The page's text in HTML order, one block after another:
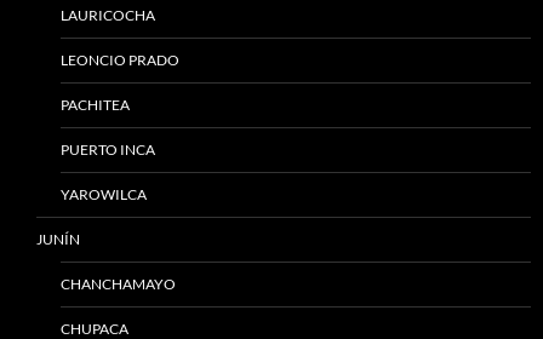
LAURICOCHA
LEONCIO PRADO
PACHITEA
PUERTO INCA
YAROWILCA
JUNÍN
CHANCHAMAYO
CHUPACA